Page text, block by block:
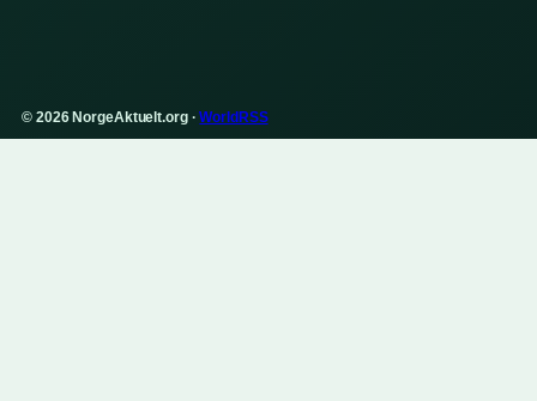
© 2026 NorgeAktuelt.org ·WorldRSS